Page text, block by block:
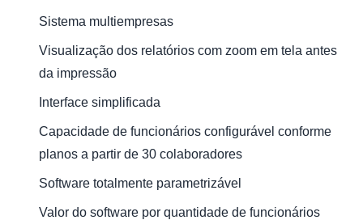
Sistema multiempresas
Visualização dos relatórios com zoom em tela antes
da impressão
Interface simplificada
Capacidade de funcionários configurável conforme
planos a partir de 30 colaboradores
Software totalmente parametrizável
Valor do software por quantidade de funcionários